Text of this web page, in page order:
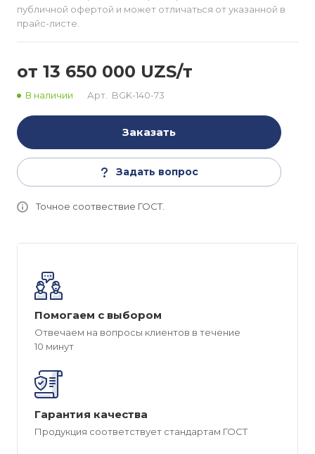
публичной офертой и может отличаться от указанной в
прайс-листе.
от 13 650 000 UZS/т
В наличии Арт. BGK-140-73
Заказать
Задать вопрос
Точное соотвествие ГОСТ.
Помогаем с выбором
Отвечаем на вопросы клиентов в течение
10 минут
Гарантия качества
Продукция соответствует стандартам ГОСТ